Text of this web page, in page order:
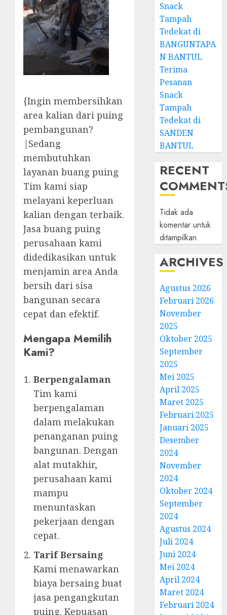
{Ingin membersihkan
area kalian dari puing
pembangunan?
|Sedang
membutuhkan
layanan buang puing
Tim kami siap
melayani keperluan
kalian dengan terbaik.
Jasa buang puing
perusahaan kami
didedikasikan untuk
menjamin area Anda
bersih dari sisa
bangunan secara
cepat dan efektif.
Mengapa Memilih
Kami?
Berpengalaman
Tim kami
berpengalaman
dalam melakukan
penanganan puing
bangunan. Dengan
alat mutakhir,
perusahaan kami
mampu
menuntaskan
pekerjaan dengan
cepat.
Tarif Bersaing
Kami menawarkan
biaya bersaing buat
jasa pengangkutan
puing. Kepuasan
Snack
Tampah
Tedekat di
BANGUNTAPA
N BANTUL
Terima
Pesanan
Snack
Tampah
Tedekat di
SANDEN
BANTUL
RECENT
Tidak ada
komentar untuk
ditampilkan.
ARCHIVES
Agustus 2026
Februari 2026
November
2025
Oktober 2025
September
2025
Mei 2025
April 2025
Maret 2025
Februari 2025
Januari 2025
Desember
2024
November
2024
Oktober 2024
September
2024
Agustus 2024
Juli 2024
Juni 2024
Mei 2024
April 2024
Maret 2024
Februari 2024